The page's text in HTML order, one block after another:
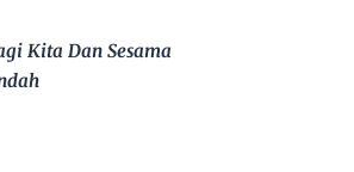
Kita Dan Sesama